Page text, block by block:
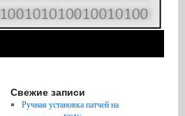
Свежие записи
Ручная установка патчей на